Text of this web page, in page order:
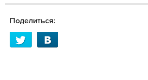
Поделиться: